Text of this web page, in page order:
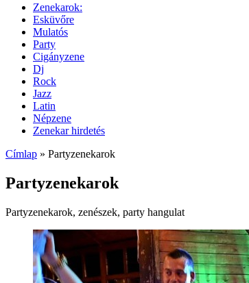
Zenekarok:
Esküvőre
Mulatós
Party
Cigányzene
Dj
Rock
Jazz
Latin
Népzene
Zenekar hirdetés
Címlap » Partyzenekarok
Partyzenekarok
Partyzenekarok, zenészek, party hangulat